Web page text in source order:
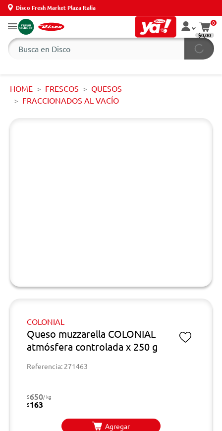
Disco Fresh Market Plaza Italia
0
$0,00
HOME FRESCOS
QUESOS
FRACCIONADOS AL VACÍO
COLONIAL
Queso muzzarella COLONIAL
atmósfera controlada x 250 g
Referencia: 271463
$650/ kg
$163
Agregar